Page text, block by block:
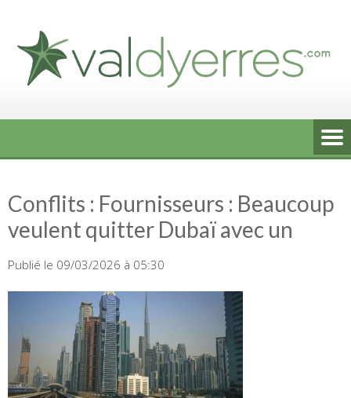
content
Conflits : Fournisseurs : Beaucoup
veulent quitter Dubaï avec un
Publié le 09/03/2026 à 05:30